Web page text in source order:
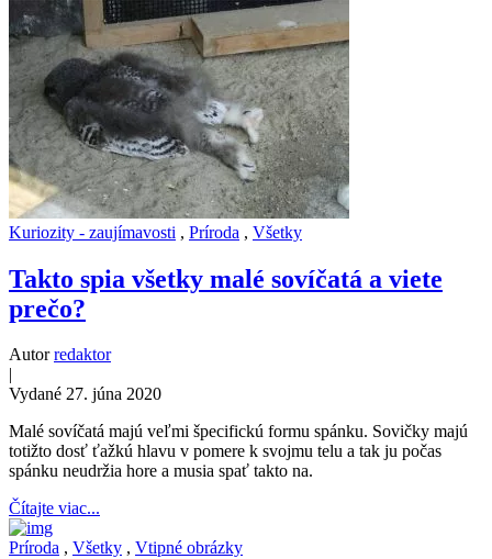
Kuriozity - zaujímavosti , Príroda , Všetky
Takto spia všetky malé sovíčatá a viete
prečo?
Autorredaktor
|
Vydané 27. júna 2020
Malé sovíčatá majú veľmi špecifickú formu spánku. Sovičky majú
totižto dosť ťažkú hlavu v pomere k svojmu telu a tak ju počas
spánku neudržia hore a musia spať takto na.
Čítajte viac...
Príroda , Všetky , Vtipné obrázky